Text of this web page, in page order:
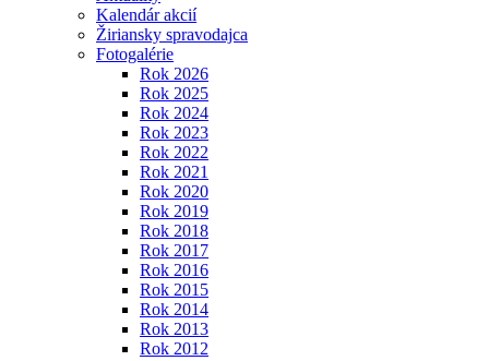
Kalendár akcií
Žiriansky spravodajca
Fotogalérie
Rok 2026
Rok 2025
Rok 2024
Rok 2023
Rok 2022
Rok 2021
Rok 2020
Rok 2019
Rok 2018
Rok 2017
Rok 2016
Rok 2015
Rok 2014
Rok 2013
Rok 2012